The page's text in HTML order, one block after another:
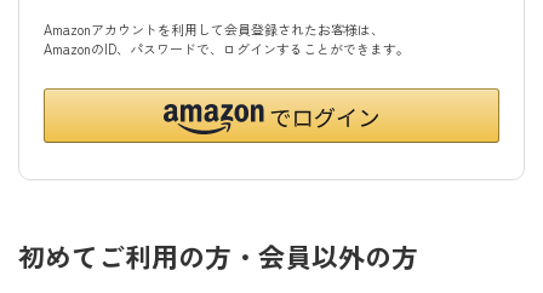
Amazonアカウントを利用して会員登録されたお客様は、
AmazonのID、パスワードで、ログインすることができます。
初めてご利用の方・会員以外の方